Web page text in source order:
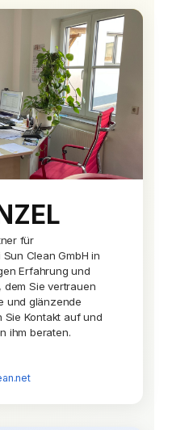
für
Clean GmbH in
Erfahrung und
dem Sie vertrauen
und glänzende
Sie Kontakt auf und
ihm beraten.